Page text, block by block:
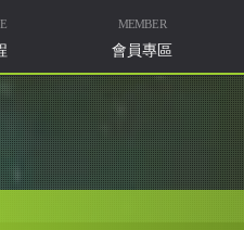
MEMBER
會員專區